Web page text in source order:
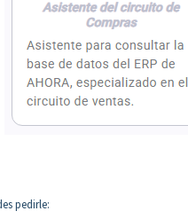
pedirle: